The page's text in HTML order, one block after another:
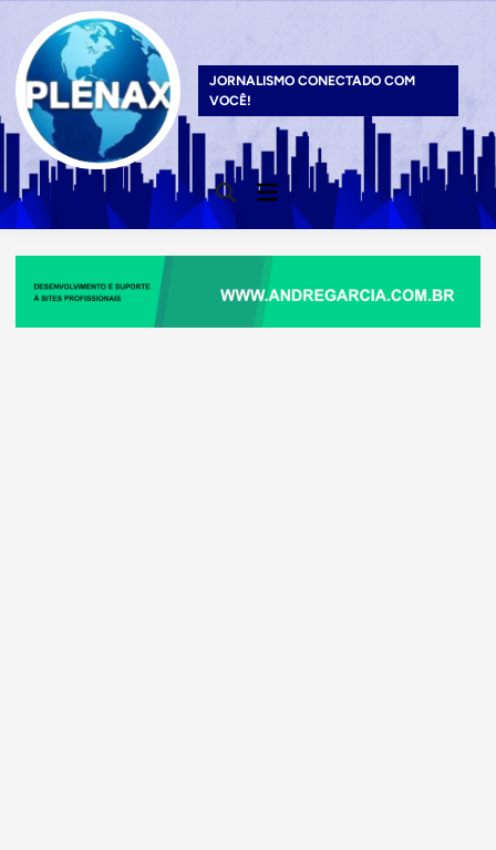
content
JORNALISMO CONECTADO COM
VOCÊ!
Open
Search
Main
Menu